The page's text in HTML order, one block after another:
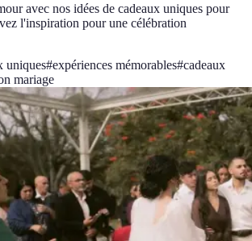
avec nos idées de cadeaux uniques pour
l'inspiration pour une célébration
uniques#expériences mémorables#cadeaux
mariage